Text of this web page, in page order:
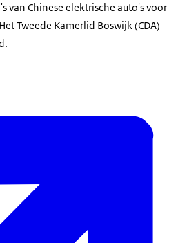
van Chinese elektrische auto's voor
Tweede Kamerlid Boswijk (CDA)